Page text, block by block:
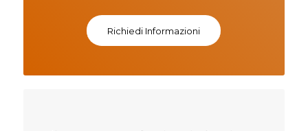
Richiedi Informazioni